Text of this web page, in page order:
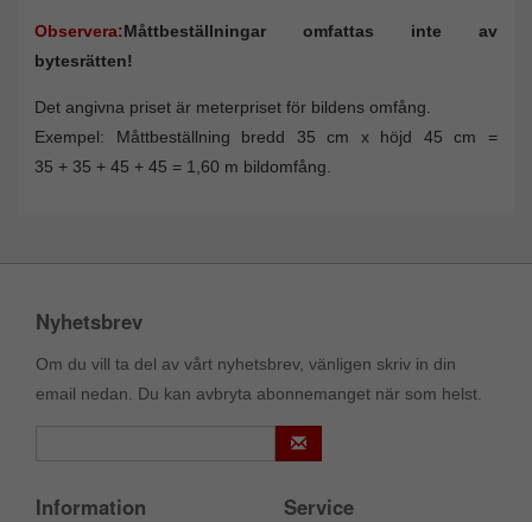
Observera:Måttbeställningar omfattas inte av
bytesrätten!
Det angivna priset är meterpriset för bildens omfång.
Exempel: Måttbeställning bredd 35 cm x höjd 45 cm =
35 + 35 + 45 + 45 = 1,60 m bildomfång.
Nyhetsbrev
Om du vill ta del av vårt nyhetsbrev, vänligen skriv in din
email nedan. Du kan avbryta abonnemanget när som helst.
Information Service